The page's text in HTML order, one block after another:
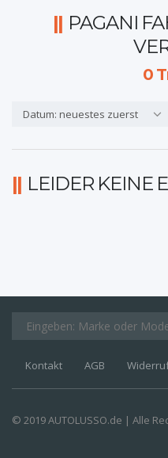
PAGANI
0
Datum: neuestes zuerst
LEIDER KEINE
Kontakt AGB
© 2019 AUTOLUSSO.de | Alle